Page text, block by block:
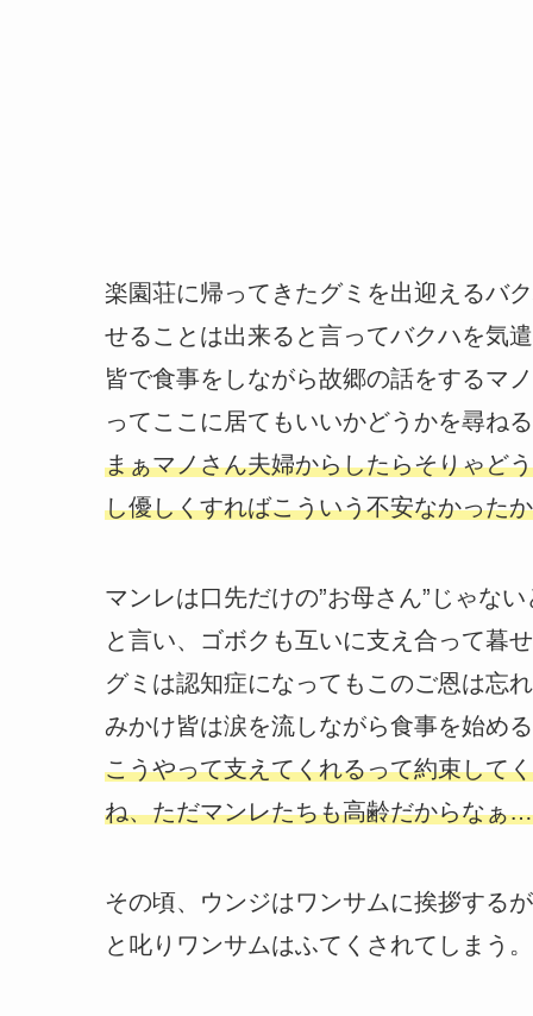
楽園荘に帰ってきたグミを出迎えるバ
せることは出来ると言ってバクハを気
皆で食事をしながら故郷の話をするマ
ってここに居てもいいかどうかを尋ね
まぁマノさん夫婦からしたらそりゃど
し優しくすればこういう不安なかった
マンレは口先だけの”お母さん”じゃな
と言い、ゴボクも互いに支え合って暮
グミは認知症になってもこのご恩は忘
みかけ皆は涙を流しながら食事を始め
こうやって支えてくれるって約束して
ね、ただマンレたちも高齢だからなぁ
その頃、ウンジはワンサムに挨拶する
と叱りワンサムはふてくされてしまう。